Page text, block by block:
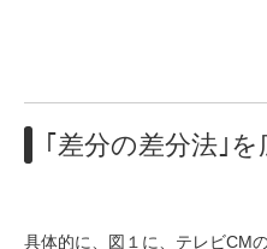
｢差分の差分法｣
具体的に、図１に、テレビCM